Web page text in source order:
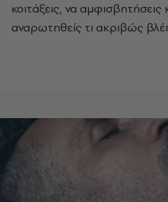
κοιτάξεις, να αμφισβητήσεις
αναρωτηθείς τι ακριβώς